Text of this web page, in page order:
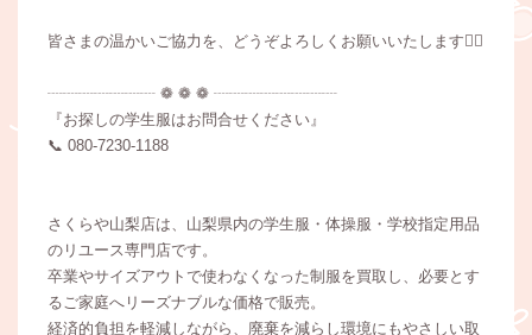
皆さまの温かいご協力を、どうぞよろしくお願いいたします🙇‍♀️
┈┈┈┈┈┈┈ ❁ ❁ ❁ ┈┈┈┈┈┈┈┈
『お探しの学生服はお問合せください』
📞 080-7230‐1188
さくらや山梨店は、山梨県内の学生服・体操服・学校指定用品
のリユース専門店です。
卒業やサイズアウトで使わなくなった制服を買取し、必要とす
るご家庭へリーズナブルな価格で販売。
経済的負担を軽減しながら、廃棄を減らし環境にもやさしい取